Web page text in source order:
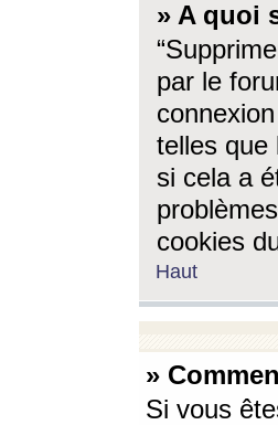
» A quoi
par le
telles que
si cela a
cookies
Haut
»
Si vous